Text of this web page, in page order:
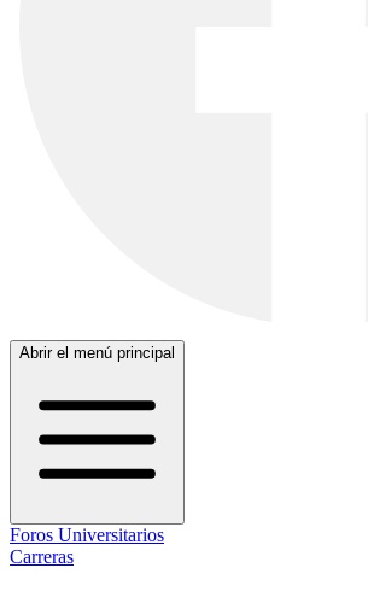
Abrir el menú principal
Foros Universitarios
Carreras